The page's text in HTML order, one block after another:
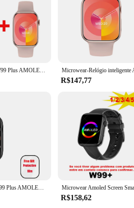
Smartwatch W99 Plus AMOLED, Bússola OS10, NFC, Chamada Bluetooth, Microwear GPS, Série 9, 2GB de RAM, Série 9, 2 unidades
R$147,77
Microwear-W99 Plus AMOLED Smartwatch para homens e mulheres, ChatGPT Compass, série 9, NFC, OS10, relógio esportivo para Android e iOS, 45mm
R$158,62